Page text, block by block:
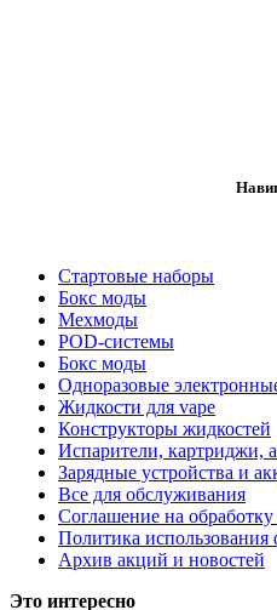
Стартовые наборы
Бокс моды
Мехмоды
POD-системы
Бокс моды
Одноразовые
Жидкости для vape
Конструкторы жидкостей
Испарители, картриджи,
Зарядные устройства и
Все для обслуживания
Соглашение на
Политика использования
Архив акций и новостей
Это интересно